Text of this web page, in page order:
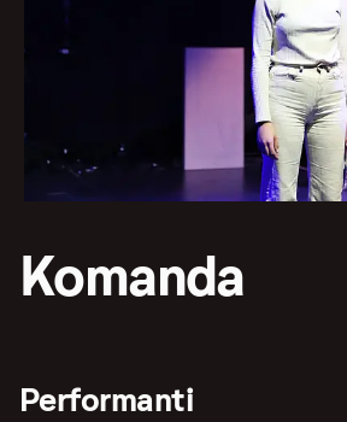
Komanda
Performanti